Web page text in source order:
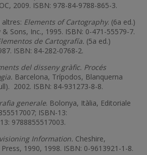
2009. ISBN: 978-84-9788-865-3.
altres: Elements of Cartography. (6a ed.)
Sons, Inc., 1995. ISBN: 0-471-55579-7.
de Cartografía. (5a ed.)
ISBN: 84-282-0768-2.
del disseny gràfic. Procés
Barcelona, Trípodos, Blanquerna
2002. ISBN: 84-931273-8-8.
generale. Bolonya, Itàlia, Editoriale
ISBN-13:
9788855517003.
Information. Cheshire,
1990, 1998. ISBN: 0-9613921-1-8.